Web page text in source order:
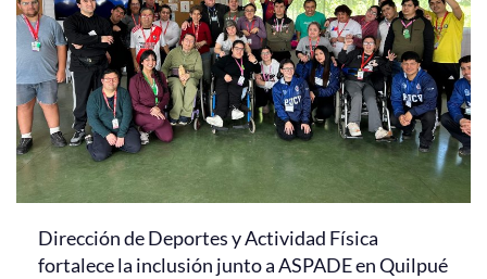
Dirección de Deportes y Actividad Física
fortalece la inclusión junto a ASPADE en Quilpué